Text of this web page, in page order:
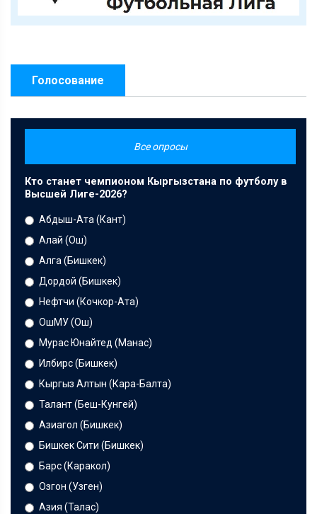
Голосование
Все опросы
Кто станет чемпионом Кыргызстана по футболу в
Высшей Лиге-2026?
Абдыш-Ата (Кант)
Алай (Ош)
Алга (Бишкек)
Дордой (Бишкек)
Нефтчи (Кочкор-Ата)
ОшМУ (Ош)
Мурас Юнайтед (Манас)
Илбирс (Бишкек)
Кыргыз Алтын (Кара-Балта)
Талант (Беш-Кунгей)
Азиагол (Бишкек)
Бишкек Сити (Бишкек)
Барс (Каракол)
Озгон (Узген)
Азия (Талас)